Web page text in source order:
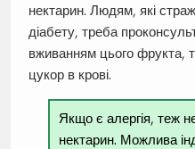
нектарин. Людям, які
діабету, треба
вживанням цього фрукта,
цукор в крові.
Якщо є алергія, теж
нектарин. Можлива